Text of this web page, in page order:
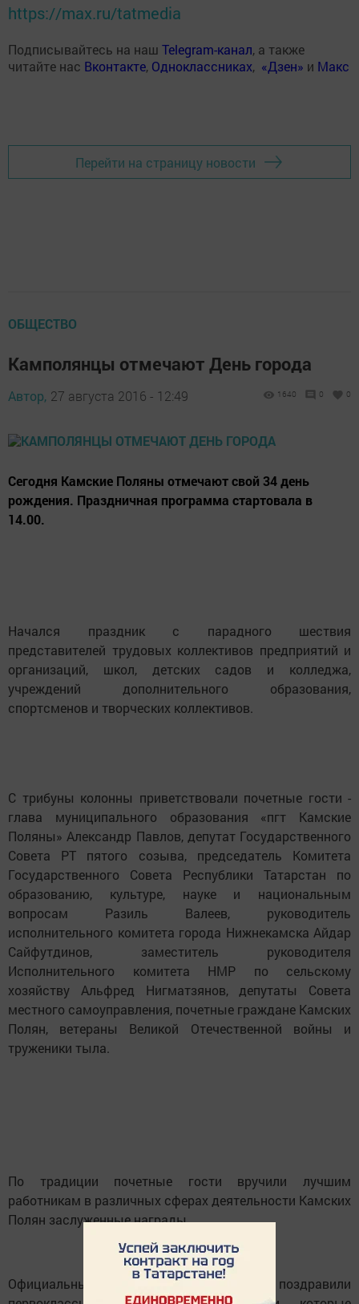
https://max.ru/tatmedia
Подписывайтесь на наш Telegram-канал, а также
читайте нас Вконтакте, Одноклассниках, «Дзен» и Макс
Перейти на страницу новости
ОБЩЕСТВО
Камполянцы отмечают День города
Автор, 27 августа 2016 - 12:49 1640 0 0
Сегодня Камские Поляны отмечают свой 34 день
рождения. Праздничная программа стартовала в
14.00.
Начался праздник с парадного шествия
представителей трудовых коллективов предприятий и
организаций, школ, детских садов и колледжа,
учреждений дополнительного образования,
спортсменов и творческих коллективов.
С трибуны колонны приветствовали почетные гости -
глава муниципального образования «пгт Камские
Поляны» Александр Павлов, депутат Государственного
Совета РТ пятого созыва, председатель Комитета
Государственного Совета Республики Татарстан по
образованию, культуре, науке и национальным
вопросам Разиль Валеев, руководитель
исполнительного комитета города Нижнекамска Айдар
Сайфутдинов, заместитель руководителя
Исполнительного комитета НМР по сельскому
хозяйству Альфред Нигматзянов, депутаты Совета
местного самоуправления, почетные граждане Камских
Полян, ветераны Великой Отечественной войны и
труженики тыла.
По традиции почетные гости вручили лучшим
работникам в различных сферах деятельности Камских
Полян заслуженные награды.
Официальные лица также поздравили